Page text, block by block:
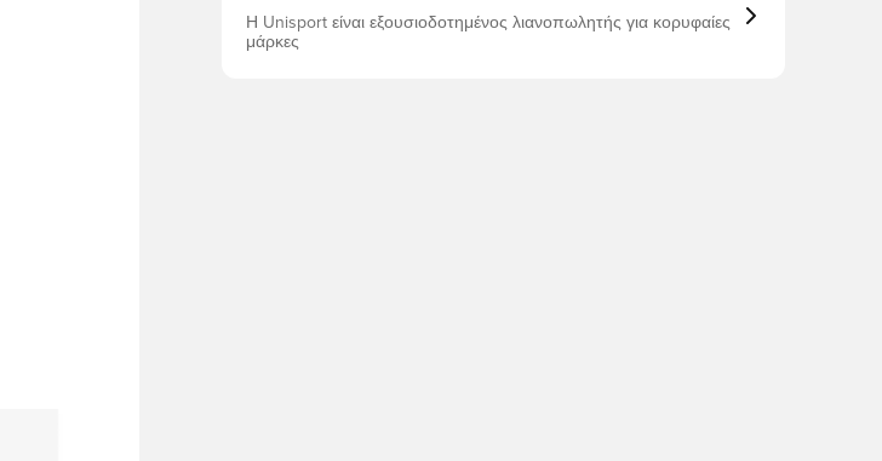
Η Unisport είναι εξουσιοδοτημένος λιανοπωλητής για κορυφαίες
μάρκες